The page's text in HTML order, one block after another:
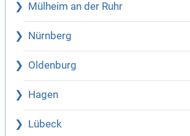
Mülheim an der Ruhr
Nürnberg
Oldenburg
Hagen
Lübeck